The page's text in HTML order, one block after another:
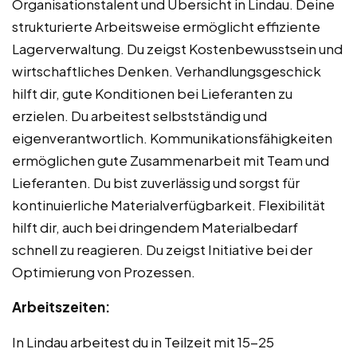
Organisationstalent und Übersicht in Lindau. Deine
strukturierte Arbeitsweise ermöglicht effiziente
Lagerverwaltung. Du zeigst Kostenbewusstsein und
wirtschaftliches Denken. Verhandlungsgeschick
hilft dir, gute Konditionen bei Lieferanten zu
erzielen. Du arbeitest selbstständig und
eigenverantwortlich. Kommunikationsfähigkeiten
ermöglichen gute Zusammenarbeit mit Team und
Lieferanten. Du bist zuverlässig und sorgst für
kontinuierliche Materialverfügbarkeit. Flexibilität
hilft dir, auch bei dringendem Materialbedarf
schnell zu reagieren. Du zeigst Initiative bei der
Optimierung von Prozessen.
Arbeitszeiten:
In Lindau arbeitest du in Teilzeit mit 15-25